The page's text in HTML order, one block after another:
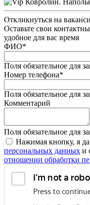
Откликнуться на
Оставьте свои
удобное для вас время
ФИО*
Поля обязательное для
Номер телефона*
Поля обязательное для
Комментарий
Поля обязательное для
Нажимая кнопку, я
персональных данных и
отношении обработки